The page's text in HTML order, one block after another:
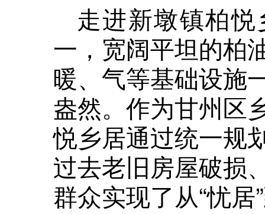
走进新墩镇柏
一，宽阔平坦的柏
暖、气等基础设施
盎然。作为甘州区
悦乡居通过统一规
过去老旧房屋破损
群众实现了从“忧居